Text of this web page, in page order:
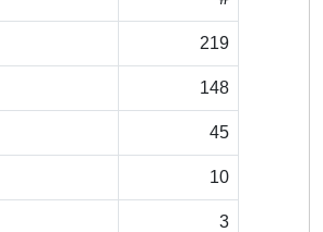
219
148
45
10
3